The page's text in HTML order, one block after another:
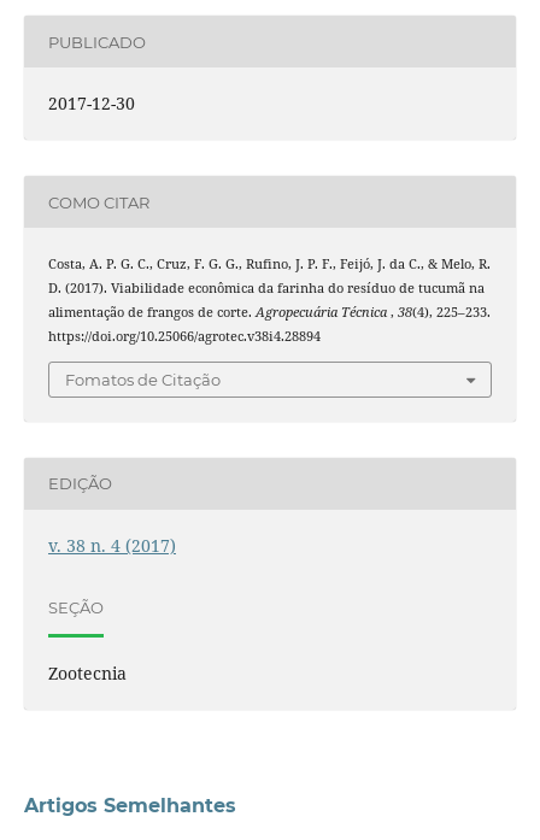
PUBLICADO
2017-12-30
COMO CITAR
Costa, A. P. G. C., Cruz, F. G. G., Rufino, J. P. F., Feijó, J. da C., & Melo, R.
D. (2017). Viabilidade econômica da farinha do resíduo de tucumã na
alimentação de frangos de corte.Agropecuária Técnica , 38(4), 225–233.
https://doi.org/10.25066/agrotec.v38i4.28894
Fomatos de Citação
EDIÇÃO
v. 38 n. 4 (2017)
SEÇÃO
Zootecnia
Artigos Semelhantes